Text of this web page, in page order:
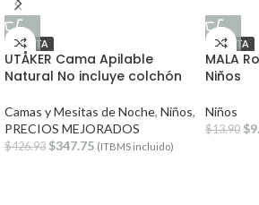
OFERTA
UTÅKER Cama Apilable
Natural No incluye colchón
Camas y Mesitas de Noche, Niños,
PRECIOS MEJORADOS
$426.93 $347.75 (ITBMS incluido)
OFERTA
MALA
Niños
Niños
$13.90 $